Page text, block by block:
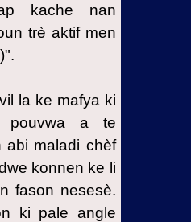
kache nan
trè aktif men
la ke mafya ki
pouvwa a te
abi maladi chèf
konnen ke li
fason nesesè.
ki pale angle